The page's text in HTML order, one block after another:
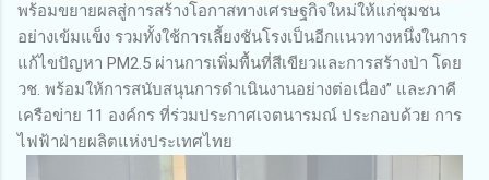
พร้อมขยายผลสู่การสร้างโอกาสทางเศรษฐกิจใหม่ให้แก่ชุมชน
อย่างเข้มแข็ง รวมทั้งใช้การเลี้ยงชันโรงเป็นอีกแนวทางหนึ่งในการ
แก้ไขปัญหา PM2.5 ผ่านการเพิ่มพื้นที่สีเขียวและการสร้างป่า โดย
วช. พร้อมให้การสนับสนุนการดำเนินงานอย่างต่อเนื่อง” และภาคี
เครือข่าย 11 องค์กร ที่ร่วมประกาศเจตนารมณ์ ประกอบด้วย การ
ไฟฟ้าฝ่ายผลิตแห่งประเทศไทย